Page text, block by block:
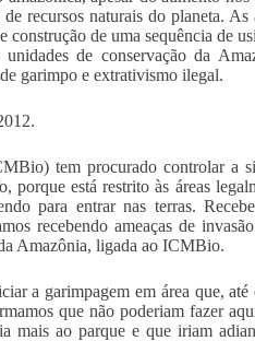
recursos naturais do planeta. As
de uma sequência de
de conservação da
garimpo e extrativismo ilegal.
tem procurado controlar a
porque está restrito às áreas
para entrar nas terras.
recebendo ameaças de
Amazônia, ligada ao ICMBio.
a garimpagem em área que, até
que não poderiam fazer
mais ao parque e que iriam